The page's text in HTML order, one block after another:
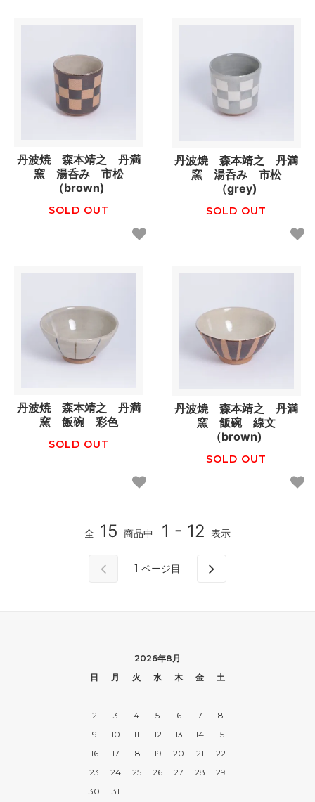
丹波焼 森本靖之 丹満
窯 湯呑み 市松
（brown)
SOLD OUT
丹波焼 森本靖之 丹満
窯 湯呑み 市松
（grey)
SOLD OUT
丹波焼 森本靖之 丹満
窯 飯碗 彩色
SOLD OUT
丹波焼 森本靖之 丹満
窯 飯碗 線文
（brown)
SOLD OUT
全 15 商品中 1 - 12 表示
1 ページ目
2026年8月
日
月 火 水 木 金
土
1
2
3 4 5 6 7
8
9
10 11 12 13 14
15
16
17 18 19 20 21
22
23
24 25 26 27 28
29
30
31